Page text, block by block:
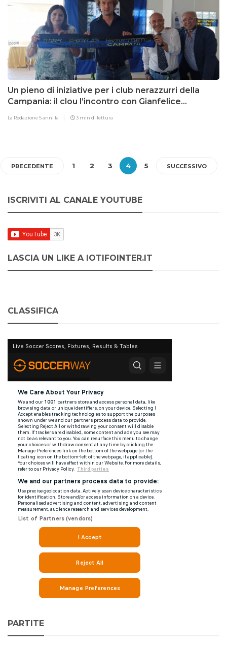
Un pieno di iniziative per i club nerazzurri della
Campania: il clou l’incontro con Gianfelice
La Redazione5 anni fa 3 min di lettura
PRECEDENTE 1 2 3 4 5 SUCCESSIVO
ISCRIVITI AL CANALE YOUTUBE
LASCIA UN LIKE A IOTIFOINTER.IT
CLASSIFICA
PARTITE